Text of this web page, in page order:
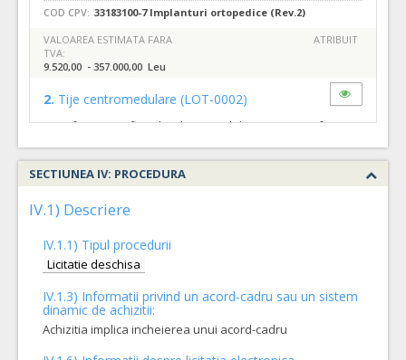
COD CPV: 33183100-7 Implanturi ortopedice (Rev.2)
VALOAREA ESTIMATA FARA
TVA:
9.520,00 - 357.000,00 Leu
ATRIBUIT
2. Tije centromedulare (LOT-0002)
- Conform specificatiilor din caietul de sarcini care face parte integranta din documentatia de atribuire si constituie ansamblul cerintelor pe baza carora se elaboreaza de catre fiecare ofertant propunerea tehnica.
COD CPV: 33183100-7 Implanturi ortopedice (Rev.2)
VALOAREA ESTIMATA FARA
TVA:
168.800,00 - 6.330.000,00 Leu
VALOAREA ESTIMATA FARA
TVA:
323.498,00 - 10.583.560,00
SECTIUNEA IV: PROCEDURA
IV.1) Descriere
IV.1.1) Tipul procedurii
Licitatie deschisa
IV.1.3) Informatii privind un acord-cadru sau un sistem
dinamic de achizitii:
Achizitia implica incheierea unui acord-cadru